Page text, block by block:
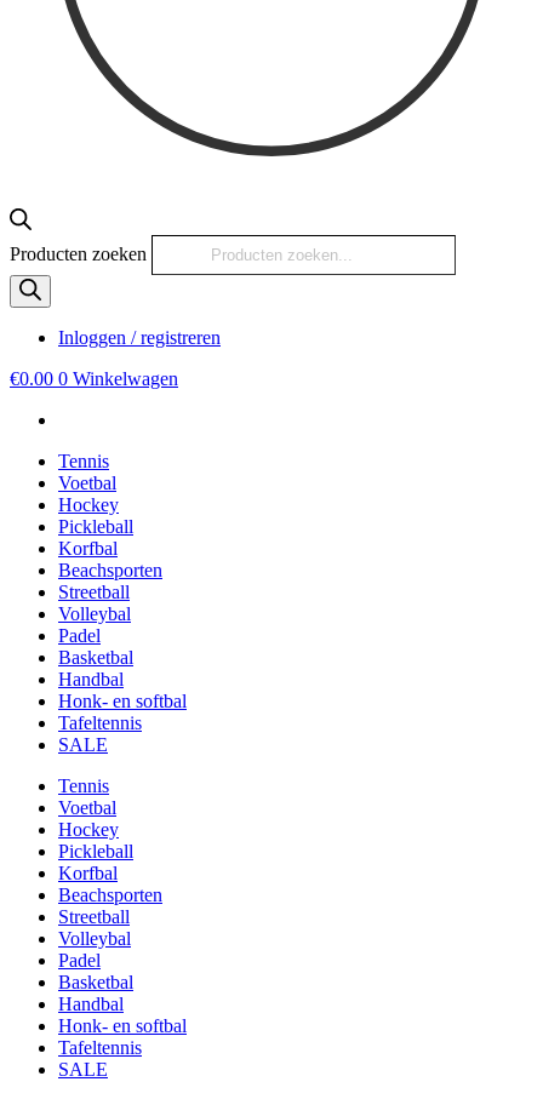
Producten zoeken
Inloggen / registreren
€0.00 0 Winkelwagen
Tennis
Voetbal
Hockey
Pickleball
Korfbal
Beachsporten
Streetball
Volleybal
Padel
Basketbal
Handbal
Honk- en softbal
Tafeltennis
SALE
Tennis
Voetbal
Hockey
Pickleball
Korfbal
Beachsporten
Streetball
Volleybal
Padel
Basketbal
Handbal
Honk- en softbal
Tafeltennis
SALE